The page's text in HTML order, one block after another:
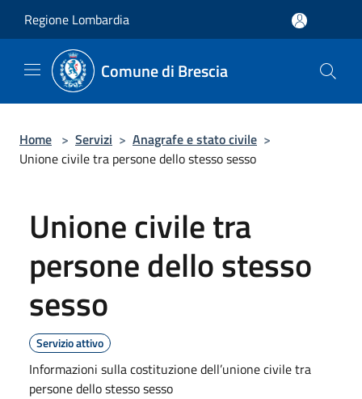
Regione Lombardia
Comune di Brescia
Home > Servizi > Anagrafe e stato civile >
Unione civile tra persone dello stesso sesso
Unione civile tra
persone dello stesso
sesso
Servizio attivo
Informazioni sulla costituzione dell’unione civile tra
persone dello stesso sesso